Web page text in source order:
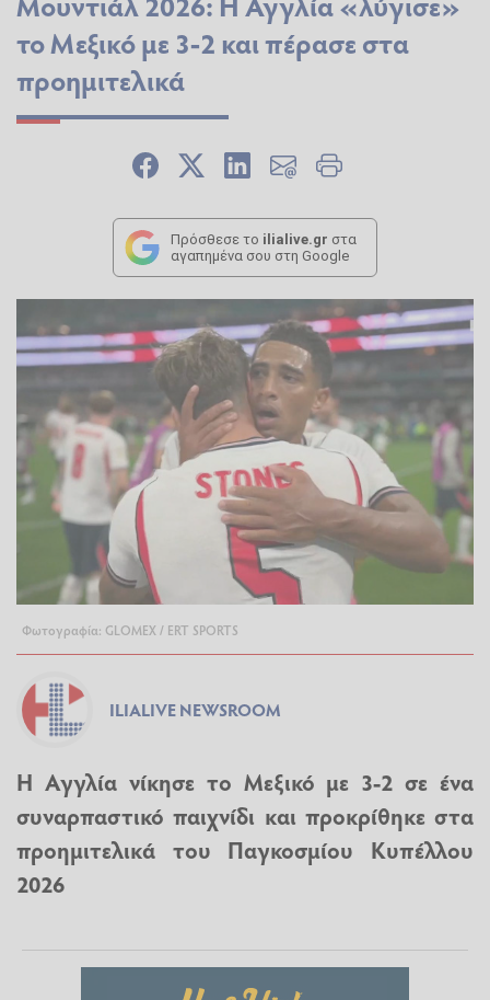
το Μεξικό με 3-2 και πέρασε στα
προημιτελικά
Πρόσθεσε το ilialive.gr στα
αγαπημένα σου στη Google
Φωτογραφία: GLOMEX / ERT SPORTS
ILIALIVE NEWSROOM
Η Αγγλία νίκησε το Μεξικό με 3-2 σε ένα
συναρπαστικό παιχνίδι και προκρίθηκε στα
προημιτελικά του Παγκοσμίου Κυπέλλου
2026